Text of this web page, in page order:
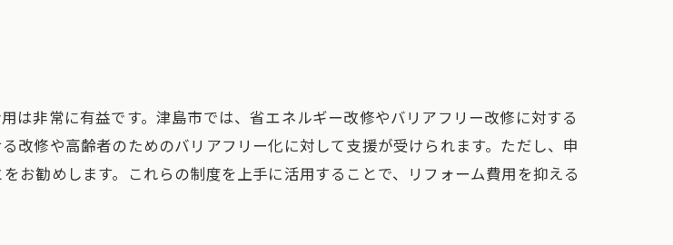
トが充実した業者の見極め
積もりから完成までのプロセス
のポイントと注意事項
は非常に有益です。津島市では、省エネルギー改修やバリアフリー改修に対する
改修や高齢者のためのバリアフリー化に対して支援が受けられます。ただし、申
お勧めします。これらの制度を上手に活用することで、リフォーム費用を抑える